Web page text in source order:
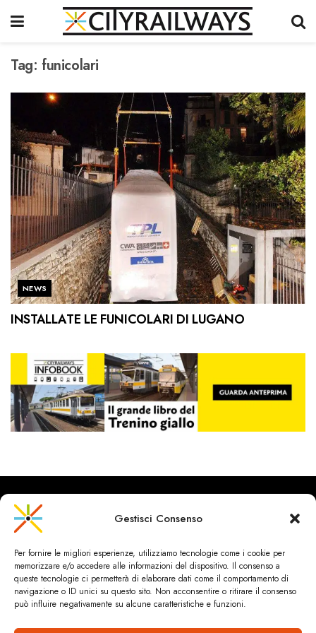
Gestisci Consenso
Per fornire le migliori esperienze, utilizziamo tecnologie come i cookie per
memorizzare e/o accedere alle informazioni del dispositivo. Il consenso a
queste tecnologie ci permetterà di elaborare dati come il comportamento di
navigazione o ID unici su questo sito. Non acconsentire o ritirare il consenso
può influire negativamente su alcune caratteristiche e funzioni.
Tag: funicolari
NEWS
INSTALLATE LE FUNICOLARI DI LUGANO
CityRailways è un sito indipendente che discute argomenti di
urbanistica e trasporto collettivo argomentando con metodo
scientifico sulla base di dati ed esperienze.
HOME CHI SIAMO & CONTATTI PRIVACY & COOKIES